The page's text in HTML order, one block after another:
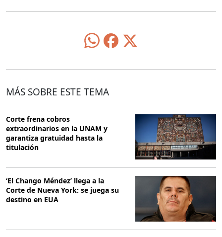
MÁS SOBRE ESTE TEMA
Corte frena cobros
extraordinarios en la UNAM y
garantiza gratuidad hasta la
titulación
‘El Chango Méndez’ llega a la
Corte de Nueva York: se juega su
destino en EUA